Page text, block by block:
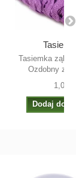
Tasiemka ząbki
Ozdobny
1,00
Dodaj do